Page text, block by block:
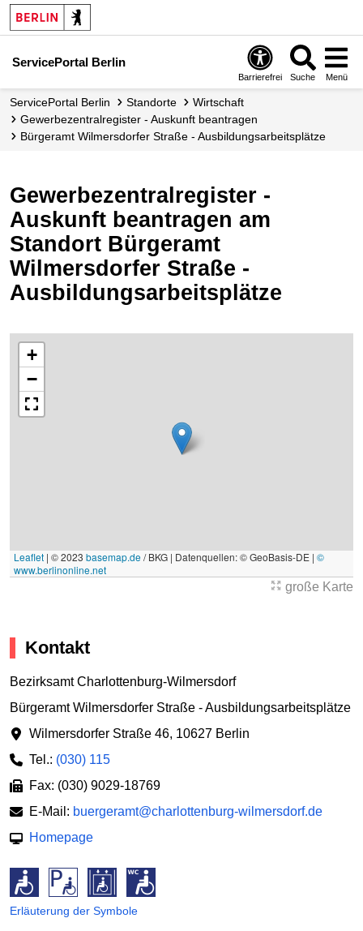
ServicePortal Berlin
Barrierefrei Suche Menü
ServicePortal Berlin Standorte
Wirtschaft
Gewerbezentralregister - Auskunft beantragen
Bürgeramt Wilmersdorfer Straße - Ausbildungsarbeitsplätze
Gewerbezentralregister -
Auskunft beantragen am
Standort Bürgeramt
Wilmersdorfer Straße -
Ausbildungsarbeitsplätze
+
−
Leaflet | © 2023 basemap.de/ BKG | Datenquellen: © GeoBasis-DE | ©
www.berlinonline.net
große Karte
Kontakt
Bezirksamt Charlottenburg-Wilmersdorf
Bürgeramt Wilmersdorfer Straße - Ausbildungsarbeitsplätze
Wilmersdorfer Straße 46, 10627 Berlin
Tel.: (030) 115
Fax: (030) 9029-18769
E-Mail: buergeramt@charlottenburg-wilmersdorf.de
Homepage
Erläuterung der Symbole